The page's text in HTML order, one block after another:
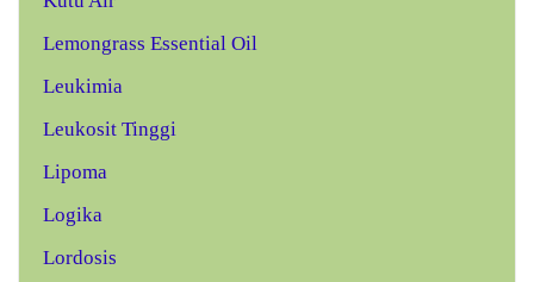
Lemongrass Essential Oil
Leukimia
Leukosit Tinggi
Lipoma
Logika
Lordosis